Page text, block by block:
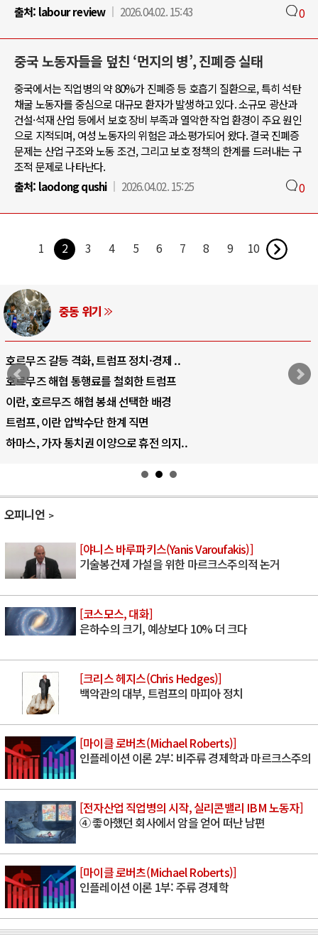
출처: labour review 2026.04.02. 15:43 0
중국 노동자들을 덮친 ‘먼지의 병’, 진폐증 실태
중국에서는 직업병의 약 80%가 진폐증 등 호흡기 질환으로, 특히 석탄
채굴 노동자를 중심으로 대규모 환자가 발생하고 있다. 소규모 광산과
건설·석재 산업 등에서 보호 장비 부족과 열악한 작업 환경이 주요 원인
으로 지적되며, 여성 노동자의 위험은 과소평가되어 왔다. 결국 진폐증
문제는 산업 구조와 노동 조건, 그리고 보호 정책의 한계를 드러내는 구
조적 문제로 나타난다.
출처: laodong qushi 2026.04.02. 15:25 0
1 2 3 4 5 6 7 8 9 10
중동 위기
호르무즈 갈등 격화, 트럼프 정치·경제 ..
호르무즈 해협 통행료를 철회한 트럼프
이란, 호르무즈 해협 봉쇄 선택한 배경
트럼프, 이란 압박수단 한계 직면
하마스, 가자 통치권 이양으로 휴전 의지..
오피니언
[야니스 바루파키스(Yanis Varoufakis)]
기술봉건제 가설을 위한 마르크스주의적 논거
[코스모스, 대화]
은하수의 크기, 예상보다 10% 더 크다
[크리스 헤지스(Chris Hedges)]
백악관의 대부, 트럼프의 마피아 정치
[마이클 로버츠(Michael Roberts)]
인플레이션 이론 2부: 비주류 경제학과 마르크스주의
[전자산업 직업병의 시작, 실리콘밸리 IBM 노동자]
④ 좋아했던 회사에서 암을 얻어 떠난 남편
[마이클 로버츠(Michael Roberts)]
인플레이션 이론 1부: 주류 경제학